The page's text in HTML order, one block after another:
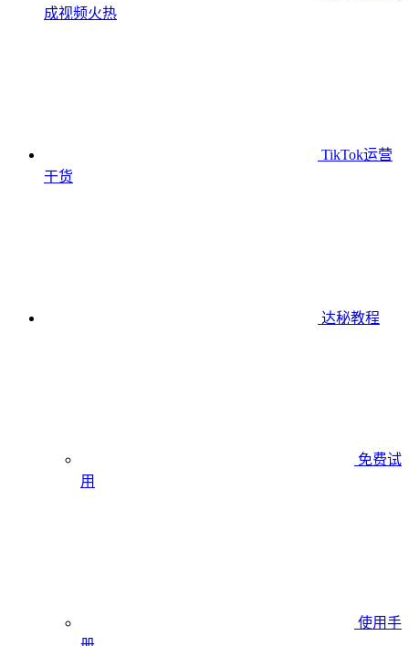
成视频火热
TikTok运营
干货
达秘教程
免费试
用
使用手